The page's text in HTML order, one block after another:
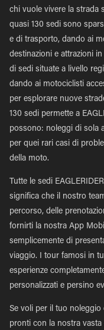
chi vuole vivere la strada
quasi 130 sedi sono
e di trasporto, dando ai
destinazioni e attrazioni
di sedi situate a livello
dando ai motociclisti
per esplorare nuove
130 sedi permette a
possono: noleggi di sola
per quei rari casi di
della moto.
Tutte le sedi
significa che il nostro
percorso, delle
fornirti la nostra App
semplicemente di
viaggio. I tour famosi in
esperienze
personalizzati e persino
Se voli per il tuo
pronti con la nostra